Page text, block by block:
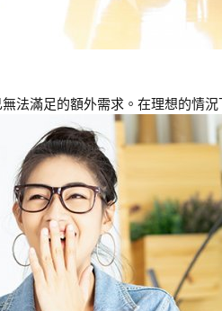
法滿足的額外需求。在理想的情